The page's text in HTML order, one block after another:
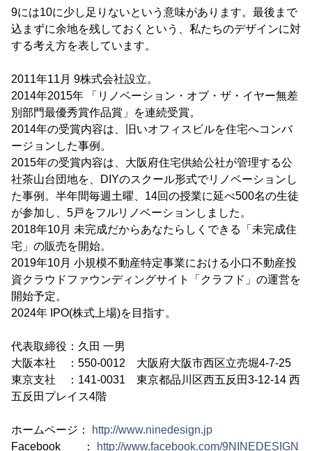
9には10に少し足りないという意味があります。最後まで
込まずに余地を残しておくという、私たちのデザインに対
する考え方を表しています。
2011年11月 9株式会社設立。
2014年2015年 「リノベーション・オブ・ザ・イヤー無差
別部門最優秀賞作品賞」を連続受賞。
2014年の受賞内容は、旧いオフィスビルを住宅へコンバ
ージョンした事例。
2015年の受賞内容は、大阪府住宅供給公社が管理する公
社茶山台団地を、DIYのスクール形式でリノベーションし
た事例。半年間毎週土曜、14回の授業に延べ500名の生徒
が参加し、5戸をフルリノベーションしました。
2018年10月 未完成だからあなたらしくできる「未完成住
宅」の販売を開始。
2019年10月 小規模不動産特定事業における小口不動産投
資クラウドファウンディングサイト「クラフド」の運営を
開始予定。
2024年 IPO(株式上場)を目指す。
代表取締役：久田 一男
大阪本社 ：550-0012 大阪府大阪市西区立売堀4-7-25
東京支社 ：141-0031 東京都品川区西五反田3-12-14 西
五反田プレイス4階
ホームページ：
http://www.ninedesign.jp
Facebook ：
http://www.facebook.com/9NINEDESIGN